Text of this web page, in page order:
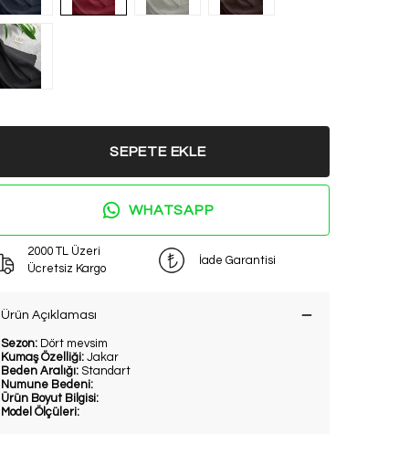
SEPETE EKLE
WHATSAPP
2000 TL Üzeri
Ücretsiz Kargo
İade Garantisi
Ürün Açıklaması
Sezon: Dört mevsim
Kumaş Özelliği: Jakar
Beden Aralığı: Standart
Numune Bedeni:
Ürün Boyut Bilgisi:
Model Ölçüleri: